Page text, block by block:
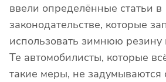
ввели определённые статьи в
законодательстве, которые
использовать зимнюю резину
Те автомобилисты, которые
такие меры, не